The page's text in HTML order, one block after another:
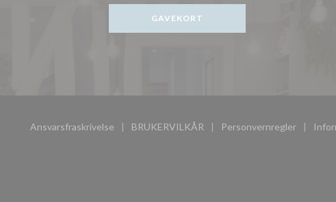
GAVEKORT
i et nytt vindu))
Ansvarsfraskrivelse
((åpner i et nytt vindu))
BRUKERVILKÅR
((åpner i et nytt vindu))
Personvernregler
((åpner i et nytt